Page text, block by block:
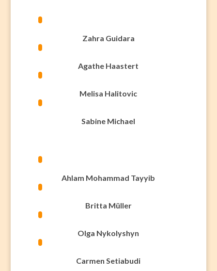
Zahra Guidara
Agathe Haastert
Melisa Halitovic
Sabine Michael
Ahlam Mohammad Tayyib
Britta Müller
Olga Nykolyshyn
Carmen Setiabudi